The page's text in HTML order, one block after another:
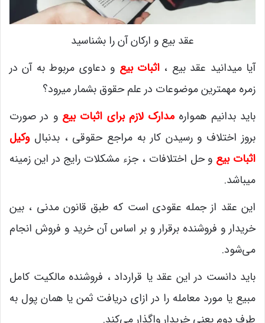
عقد بیع و ارکان آن را بشناسید
آیا میدانید عقد بیع ،اثبات بیع و دعاوی مربوط به آن در
زمره مهمترین موضوعات در علم حقوق بشمار میرود؟
باید بدانیم همواره مدارک لازم برای اثبات بیع و در صورت
بروز اختلاف و رسیدن کار به مراجع حقوقی ، بدنبالوکیل
اثبات بیع و حل اختلافات ، جزء مشکلات رایج در این زمینه
میباشد.
این عقد از جمله عقودی است که طبق قانون مدنی ، بین
خریدار و فروشنده برقرار و بر اساس آن خرید و فروش انجام
می‌شود.
باید دانست در این عقد یا قرارداد ، فروشنده مالکیت کامل
مبیع یا مورد معامله را در ازای دریافت ثمن یا همان پول به
طرف دوم یعنی خریدار واگذار می‌کند.